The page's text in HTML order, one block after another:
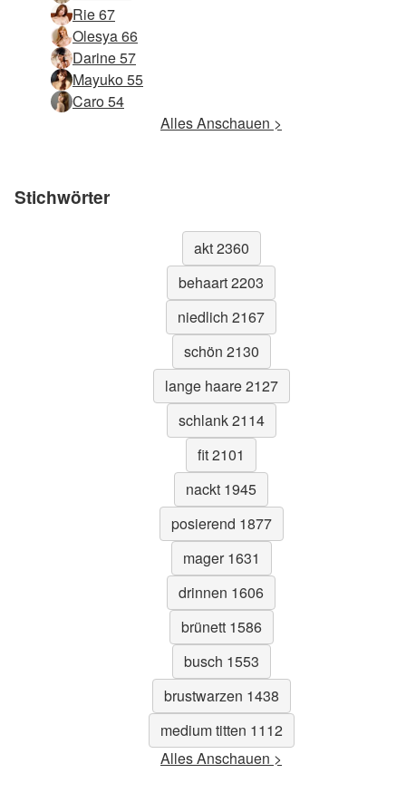
Rie 67
Olesya 66
Darine 57
Mayuko 55
Caro 54
Alles Anschauen >
Stichwörter
akt 2360
behaart 2203
niedlich 2167
schön 2130
lange haare 2127
schlank 2114
fit 2101
nackt 1945
posierend 1877
mager 1631
drinnen 1606
brünett 1586
busch 1553
brustwarzen 1438
medium titten 1112
Alles Anschauen >